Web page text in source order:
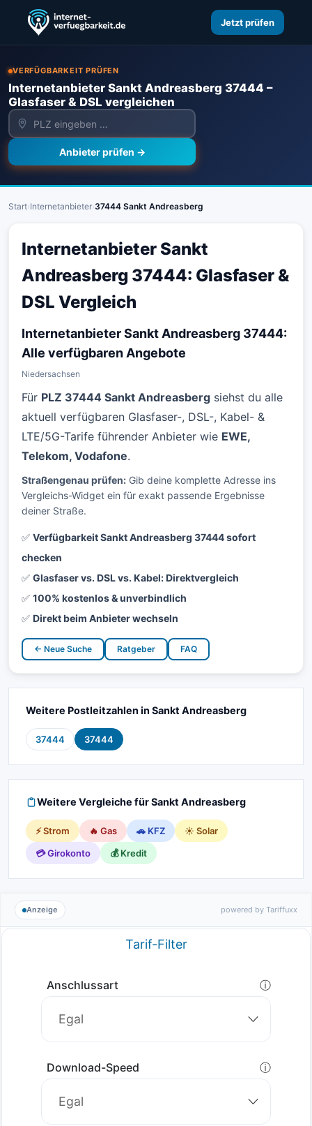
Jetzt prüfen
VERFÜGBARKEIT PRÜFEN
Internetanbieter Sankt Andreasberg 37444 –
Glasfaser & DSL vergleichen
Anbieter prüfen →
Start›Internetanbieter›37444 Sankt Andreasberg
Internetanbieter Sankt
Andreasberg 37444: Glasfaser &
DSL Vergleich
Internetanbieter Sankt Andreasberg 37444:
Alle verfügbaren Angebote
Niedersachsen
Für PLZ 37444 Sankt Andreasberg siehst du alle
aktuell verfügbaren Glasfaser-, DSL-, Kabel- &
LTE/5G-Tarife führender Anbieter wie EWE,
Telekom, Vodafone.
Straßengenau prüfen: Gib deine komplette Adresse ins
Vergleichs-Widget ein für exakt passende Ergebnisse
deiner Straße.
✅ Verfügbarkeit Sankt Andreasberg 37444 sofort
checken
✅ Glasfaser vs. DSL vs. Kabel: Direktvergleich
✅ 100% kostenlos & unverbindlich
✅ Direkt beim Anbieter wechseln
← Neue Suche Ratgeber FAQ
Weitere Postleitzahlen in Sankt Andreasberg
37444 37444
Weitere Vergleiche für Sankt Andreasberg
⚡ Strom 🔥 Gas 🚗 KFZ
☀️ Solar
💳 Girokonto
💰 Kredit
Anzeige powered by Tariffuxx